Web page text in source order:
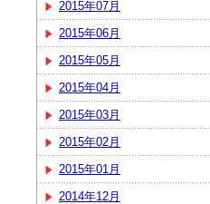
2015年07月
2015年06月
2015年05月
2015年04月
2015年03月
2015年02月
2015年01月
2014年12月